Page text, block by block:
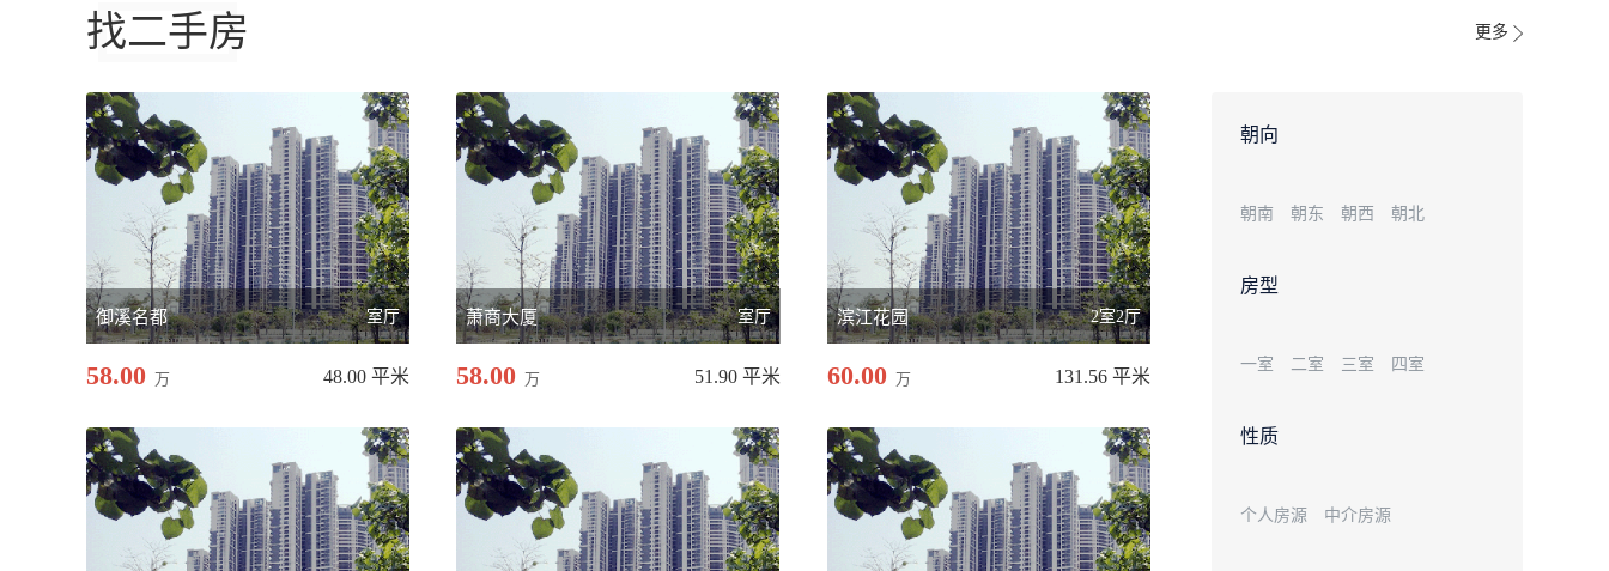
找二手房 更多
御溪名都 室厅
58.00 万 48.00 平米
萧商大厦 室厅
58.00 万 51.90 平米
滨江花园 2室2厅
60.00 万 131.56 平米
朝向
朝南 朝东 朝西 朝北
房型
一室 二室 三室 四室
性质
个人房源 中介房源